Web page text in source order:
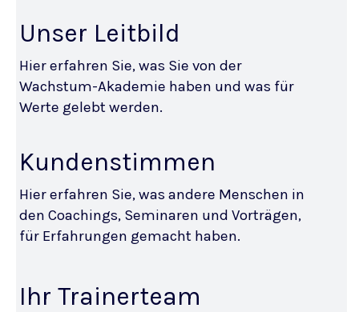
Unser Leitbild
Hier erfahren Sie, was Sie von der
Wachstum-Akademie haben und was für
Werte gelebt werden.
Kundenstimmen
Hier erfahren Sie, was andere Menschen in
den Coachings, Seminaren und Vorträgen,
für Erfahrungen gemacht haben.
Ihr Trainerteam